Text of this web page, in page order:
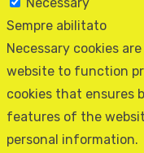
Sempre abilitato
Necessary cookies
website to function
cookies that ensures
features of the
personal information.